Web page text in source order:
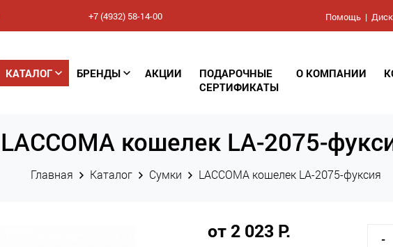
+7 (4932) 58-14-00
конфиденциальности
персональных данных)
Помощь
КАТАЛОГ БРЕНДЫ АКЦИИ
ПОДАРОЧНЫЕ
СЕРТИФИКАТЫ
О КОМПАНИИ
LACCOMA кошелек LA-2075-
Главная Каталог Сумки LACCOMA кошелек LA-2075-фуксия
от 2 023 Р. -